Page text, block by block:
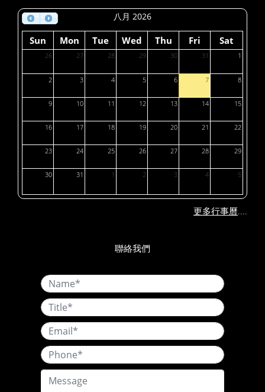
八月 2026
Sun Mon Tue Wed Thu Fri Sat
26 27 28 29 30 31 1
2 3 4 5 6 7 8
9 10 11 12 13 14 15
16 17 18 19 20 21 22
23 24 25 26 27 28 29
30 31 1 2 3 4 5
更多行事曆....
聯絡我們